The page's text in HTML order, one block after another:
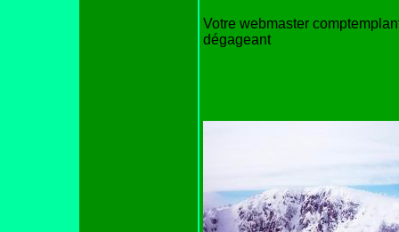
Votre webmaster
dégageant